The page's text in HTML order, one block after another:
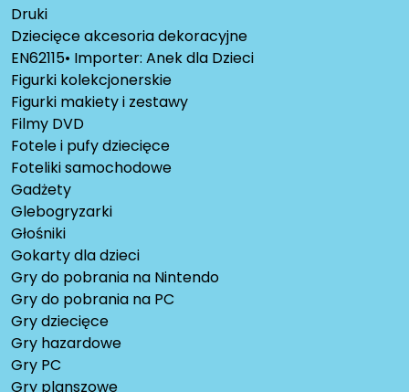
Druki
Dziecięce akcesoria dekoracyjne
EN62115• Importer: Anek dla Dzieci
Figurki kolekcjonerskie
Figurki makiety i zestawy
Filmy DVD
Fotele i pufy dziecięce
Foteliki samochodowe
Gadżety
Glebogryzarki
Głośniki
Gokarty dla dzieci
Gry do pobrania na Nintendo
Gry do pobrania na PC
Gry dziecięce
Gry hazardowe
Gry PC
Gry planszowe